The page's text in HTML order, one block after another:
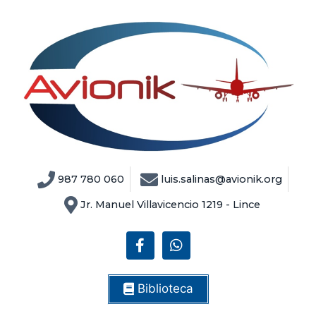
987 780 060
luis.salinas@avionik.org
Jr. Manuel Villavicencio 1219 - Lince
Biblioteca